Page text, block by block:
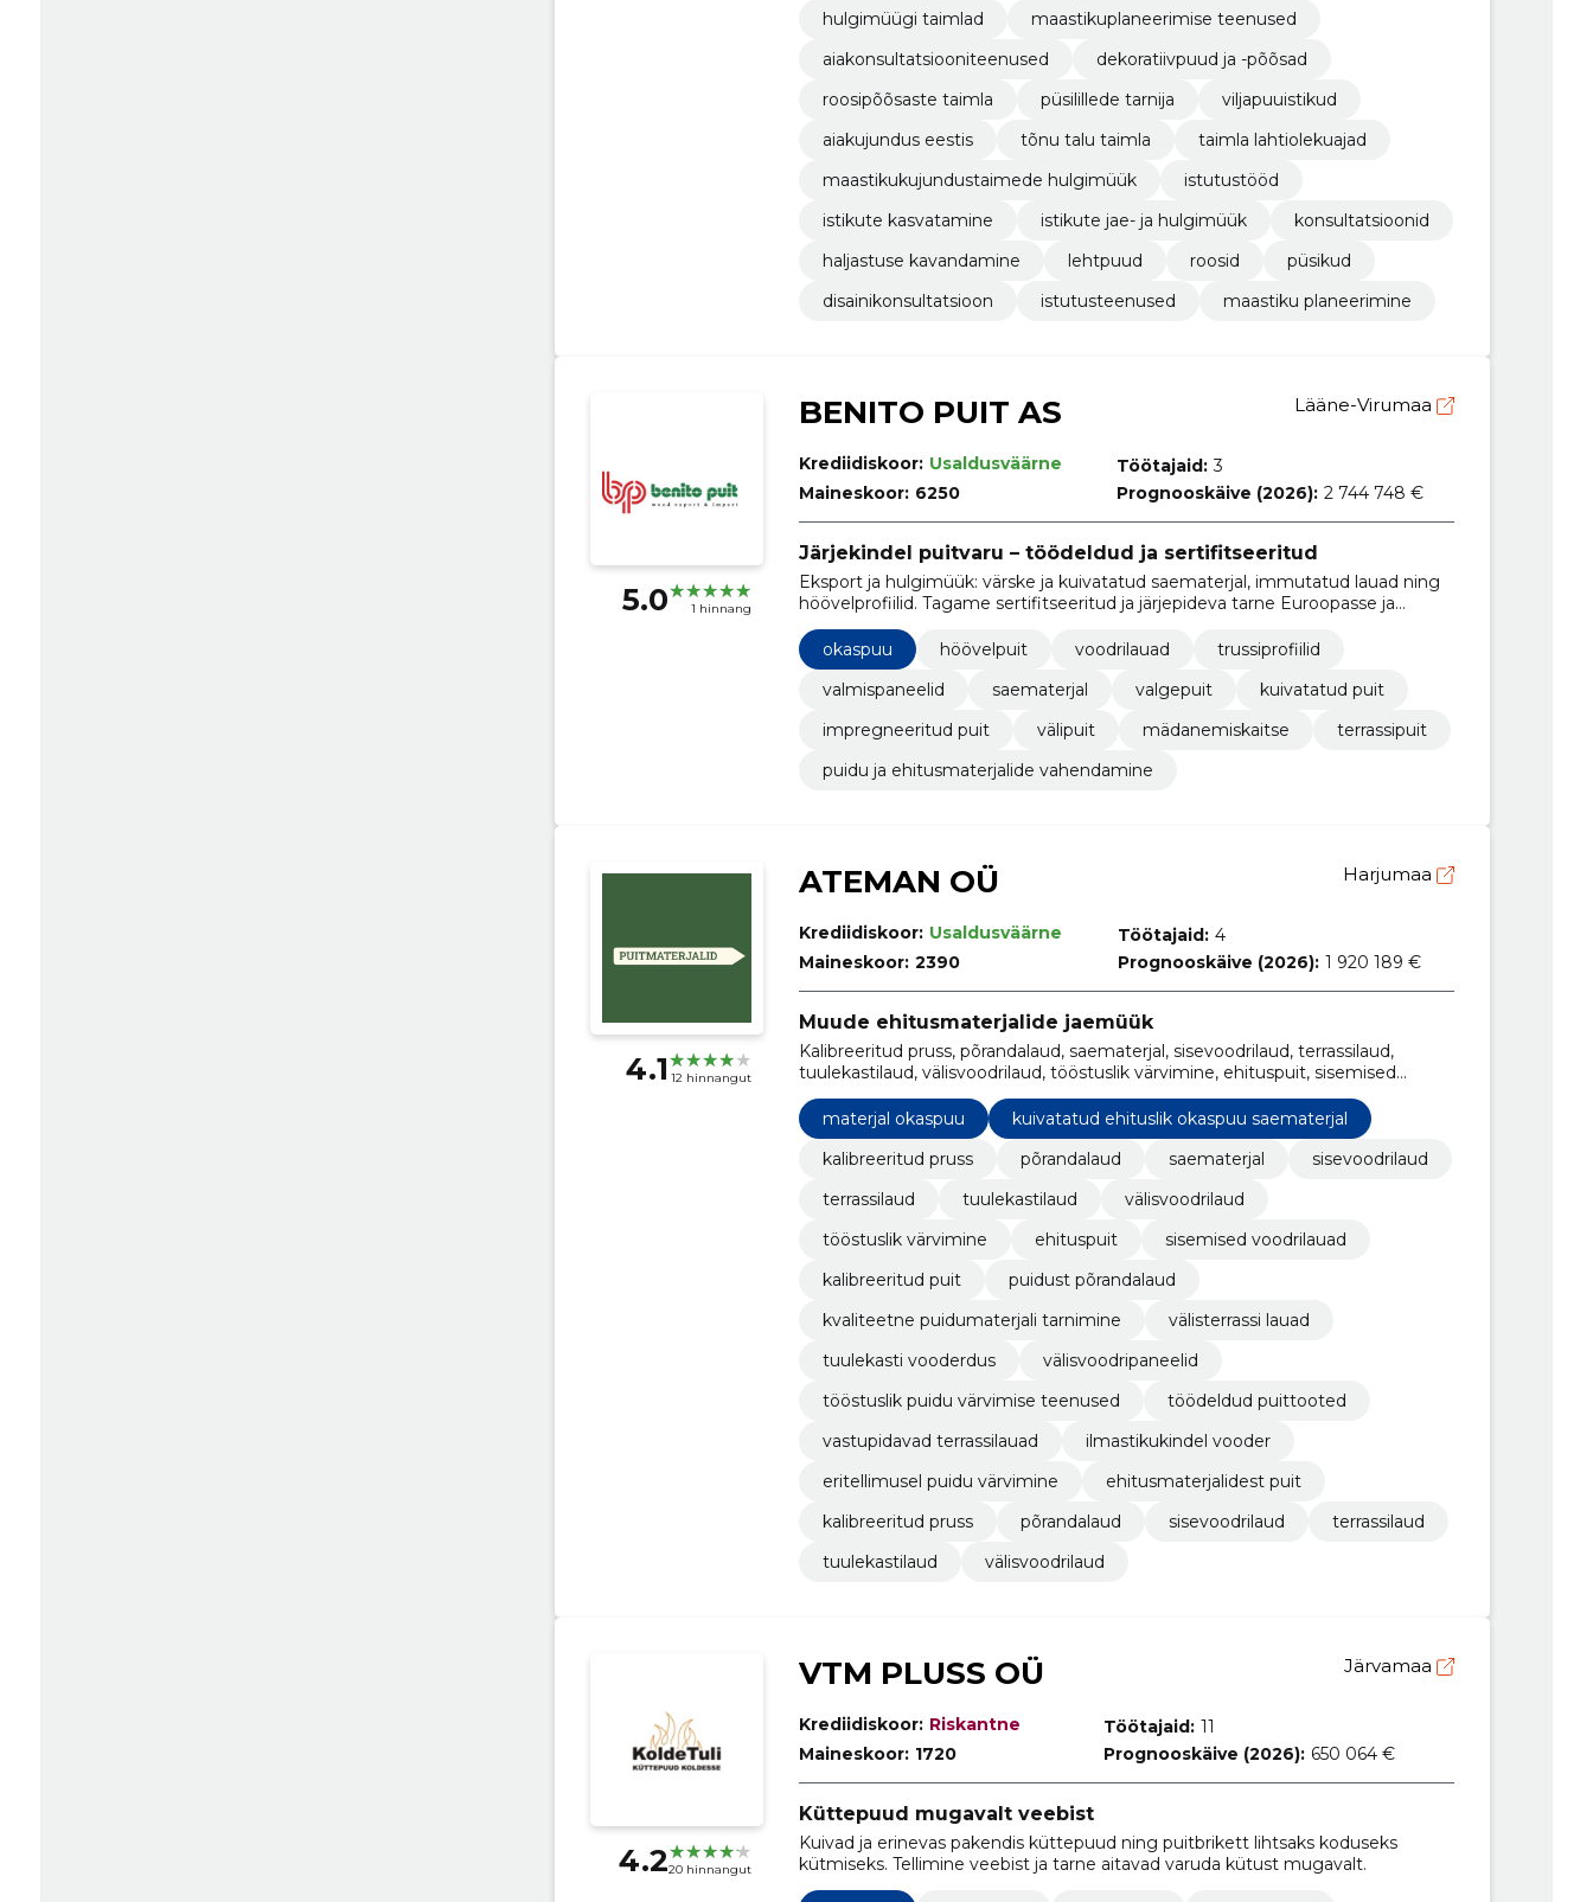
hulgimüügi taimlad
maastikuplaneerimise teenused
aiakonsultatsiooniteenused
dekoratiivpuud ja -põõsad
roosipõõsaste taimla
püsilillede tarnija
viljapuuistikud
aiakujundus eestis
tõnu talu taimla
taimla lahtiolekuajad
maastikukujundustaimede hulgimüük
istutustööd
istikute kasvatamine
istikute jae- ja hulgimüük
konsultatsioonid
haljastuse kavandamine
lehtpuud roosid
püsikud
disainikonsultatsioon
istutusteenused maastiku planeerimine
5.0 1 hinnang
BENITO PUIT AS Lääne-Virumaa
Krediidiskoor: Usaldusväärne
Maineskoor: 6250
Töötajaid: 3
Prognooskäive (2026): 2 744 748 €
Järjekindel puitvaru – töödeldud ja sertifitseeritud
Eksport ja hulgimüük: värske ja kuivatatud saematerjal, immutatud lauad ning
höövelprofiilid. Tagame sertifitseeritud ja järjepideva tarne Euroopasse ja
Ühendkuningriiki.
okaspuu
höövelpuit voodrilauad
trussiprofiilid
valmispaneelid
saematerjal valgepuit
kuivatatud puit
impregneeritud puit
välipuit mädanemiskaitse
terrassipuit
puidu ja ehitusmaterjalide vahendamine
4.1 12 hinnangut
ATEMAN OÜ Harjumaa
Krediidiskoor: Usaldusväärne
Maineskoor: 2390
Töötajaid: 4
Prognooskäive (2026): 1 920 189 €
Muude ehitusmaterjalide jaemüük
Kalibreeritud pruss, põrandalaud, saematerjal, sisevoodrilaud, terrassilaud,
tuulekastilaud, välisvoodrilaud, tööstuslik värvimine, ehituspuit, sisemised
voodrilauad
materjal okaspuu
kuivatatud ehituslik okaspuu saematerjal
kalibreeritud pruss
põrandalaud saematerjal
sisevoodrilaud
terrassilaud
tuulekastilaud
välisvoodrilaud
tööstuslik värvimine
ehituspuit
sisemised voodrilauad
kalibreeritud puit
puidust põrandalaud
kvaliteetne puidumaterjali tarnimine
välisterrassi lauad
tuulekasti vooderdus
välisvoodripaneelid
tööstuslik puidu värvimise teenused
töödeldud puittooted
vastupidavad terrassilauad
ilmastikukindel vooder
eritellimusel puidu värvimine
ehitusmaterjalidest puit
kalibreeritud pruss
põrandalaud sisevoodrilaud
terrassilaud
tuulekastilaud
välisvoodrilaud
4.220 hinnangut
VTM PLUSS OÜ Järvamaa
Krediidiskoor: Riskantne
Maineskoor: 1720
Töötajaid: 11
Prognooskäive (2026): 650 064 €
Küttepuud mugavalt veebist
Kuivad ja erinevas pakendis küttepuud ning puitbrikett lihtsaks koduseks
kütmiseks. Tellimine veebist ja tarne aitavad varuda kütust mugavalt.